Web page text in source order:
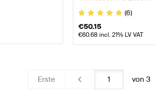
(6)
€50.15
€60.68 incl. 21% LV VAT
Erste von 3